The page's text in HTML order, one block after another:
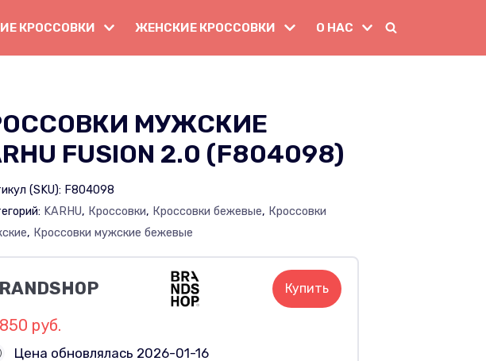
КРОССОВКИ ЖЕНСКИЕ КРОССОВКИ О НАС
МУЖСКИЕ
FUSION 2.0 (F804098)
(SKU): F804098
KARHU, Кроссовки, Кроссовки бежевые, Кроссовки
, Кроссовки мужские бежевые
Купить
руб.
Цена обновлялась 2026-01-16